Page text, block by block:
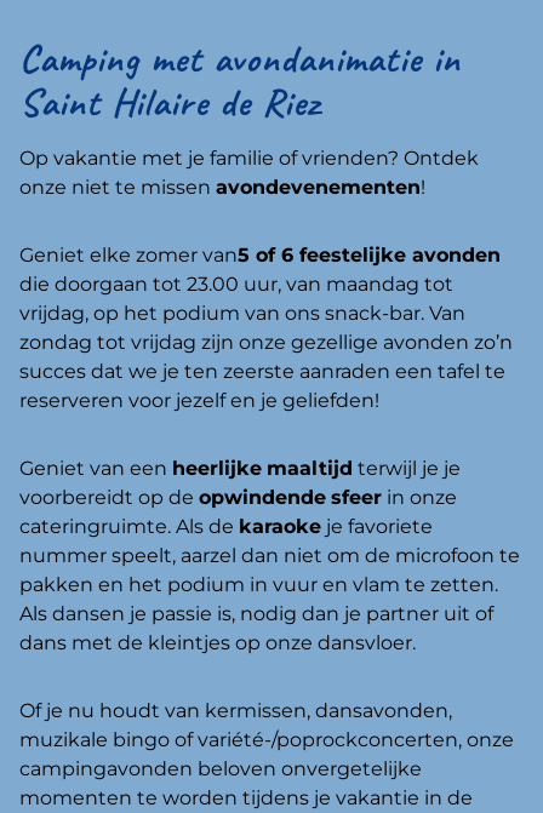
Camping met avondanimatie in
Saint Hilaire de Riez
Op vakantie met je familie of vrienden? Ontdek
onze niet te missen avondevenementen!
Geniet elke zomer van5 of 6 feestelijke avonden
die doorgaan tot 23.00 uur, van maandag tot
vrijdag, op het podium van ons snack-bar. Van
zondag tot vrijdag zijn onze gezellige avonden zo’n
succes dat we je ten zeerste aanraden een tafel te
reserveren voor jezelf en je geliefden!
Geniet van een heerlijke maaltijd terwijl je je
voorbereidt op de opwindende sfeer in onze
cateringruimte. Als de karaoke je favoriete
nummer speelt, aarzel dan niet om de microfoon te
pakken en het podium in vuur en vlam te zetten.
Als dansen je passie is, nodig dan je partner uit of
dans met de kleintjes op onze dansvloer.
Of je nu houdt van kermissen, dansavonden,
muzikale bingo of variété-/poprockconcerten, onze
campingavonden beloven onvergetelijke
momenten te worden tijdens je vakantie in de